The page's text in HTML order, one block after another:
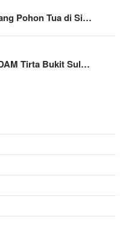
Pohon Tua di Si…
Tirta Bukit Sul…